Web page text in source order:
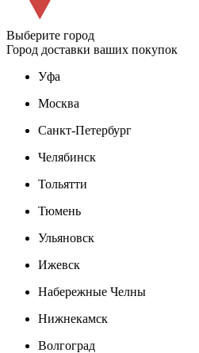
Выберите город
Город доставки ваших покупок
Уфа
Москва
Санкт-Петербург
Челябинск
Тольятти
Тюмень
Ульяновск
Ижевск
Набережные Челны
Нижнекамск
Волгоград